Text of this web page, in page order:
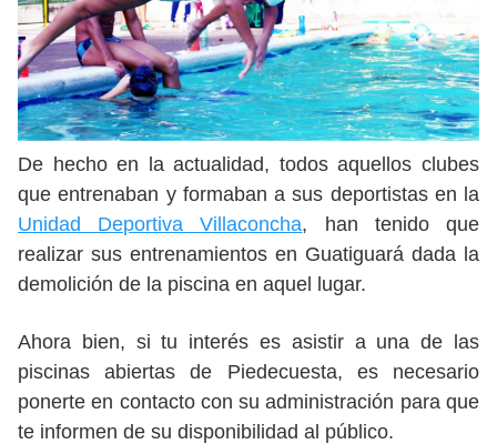
De hecho en la actualidad, todos aquellos clubes
que entrenaban y formaban a sus deportistas en la
Unidad Deportiva Villaconcha, han tenido que
realizar sus entrenamientos en Guatiguará dada la
demolición de la piscina en aquel lugar.
Ahora bien, si tu interés es asistir a una de las
piscinas abiertas de Piedecuesta, es necesario
ponerte en contacto con su administración para que
te informen de su disponibilidad al público.